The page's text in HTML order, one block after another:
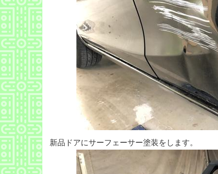
新品ドアにサーフェーサー塗装をします。